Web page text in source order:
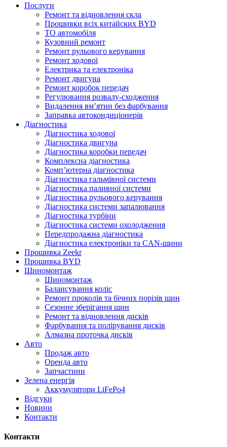
Послуги
Ремонт та відновлення скла
Прошивки всіх китайских BYD
ТО автомобіля
Кузовний ремонт
Ремонт рульового керування
Ремонт ходової
Електрика та електроніка
Ремонт двигуна
Ремонт коробок передач
Регулювання розвалу-сходження
Видалення вм’ятин без фарбування
Заправка автокондиціонерів
Діагностика
Діагностика ходової
Діагностика двигуна
Діагностика коробки передач
Комплексна діагностика
Комп’ютерна діагностика
Діагностика гальмівної системи
Діагностика паливної системи
Діагностика рульового керування
Діагностика системи запалювання
Діагностика турбіни
Діагностика системи охолодження
Передпродажна діагностика
Діагностика електроніки та CAN-шини
Прошивка Zeekr
Прошивка BYD
Шиномонтаж
Шиномонтаж
Балансування коліс
Ремонт проколів та бічних порізів шин
Сезонне зберігання шин
Ремонт та відновлення дисків
Фарбування та полірування дисків
Алмазна проточка дисків
Авто
Продаж авто
Оренда авто
Запчастини
Зелена енергія
Аккумулятори LiFePo4
Відгуки
Новини
Контакти
Контакти